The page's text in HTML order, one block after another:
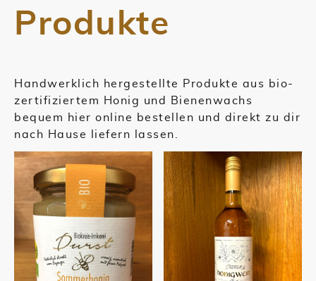
Produkte
Handwerklich hergestellte Produkte aus bio-
zertifiziertem Honig und Bienenwachs
bequem hier online bestellen und direkt zu dir
nach Hause liefern lassen.